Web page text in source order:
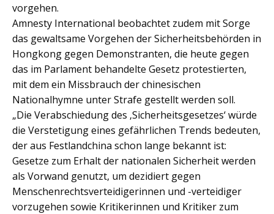
vorgehen.
Amnesty International beobachtet zudem mit Sorge
das gewaltsame Vorgehen der Sicherheitsbehörden in
Hongkong gegen Demonstranten, die heute gegen
das im Parlament behandelte Gesetz protestierten,
mit dem ein Missbrauch der chinesischen
Nationalhymne unter Strafe gestellt werden soll.
„Die Verabschiedung des ‚Sicherheitsgesetzes‘ würde
die Verstetigung eines gefährlichen Trends bedeuten,
der aus Festlandchina schon lange bekannt ist:
Gesetze zum Erhalt der nationalen Sicherheit werden
als Vorwand genutzt, um dezidiert gegen
Menschenrechtsverteidigerinnen und -verteidiger
vorzugehen sowie Kritikerinnen und Kritiker zum